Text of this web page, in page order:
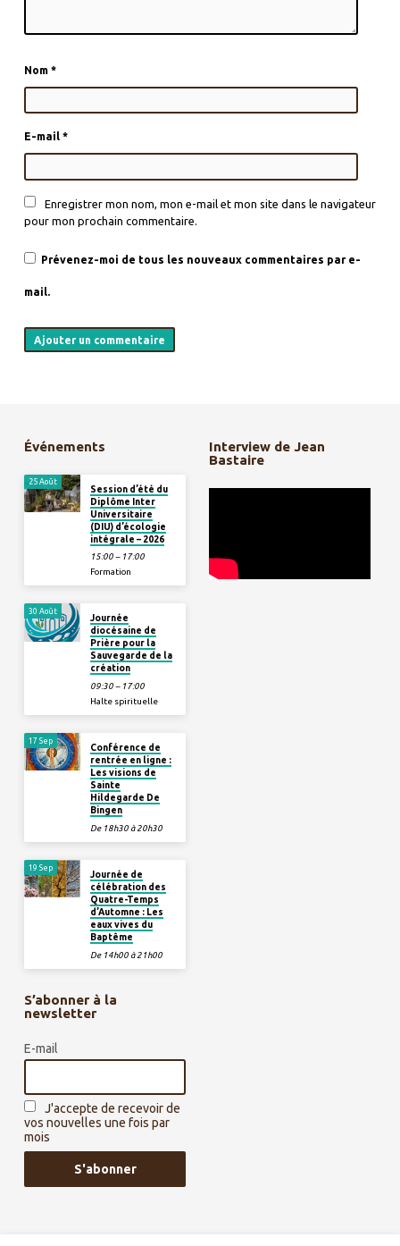
Nom *
E-mail *
Enregistrer mon nom, mon e-mail et mon site dans le navigateur
pour mon prochain commentaire.
Prévenez-moi de tous les nouveaux commentaires par e-
mail.
Événements
25 Août
Session d’été du
Diplôme Inter
Universitaire
(DIU) d’écologie
intégrale – 2026
15:00 – 17:00
Formation
30 Août
Journée
diocésaine de
Prière pour la
Sauvegarde de la
création
09:30 – 17:00
Halte spirituelle
17 Sep
Conférence de
rentrée en ligne :
Les visions de
Sainte
Hildegarde De
Bingen
De 18h30 à 20h30
19 Sep
Journée de
célébration des
Quatre-Temps
d’Automne : Les
eaux vives du
Baptême
De 14h00 à 21h00
Interview de Jean
Bastaire
S’abonner à la
newsletter
E-mail
J'accepte de recevoir de
vos nouvelles une fois par
mois